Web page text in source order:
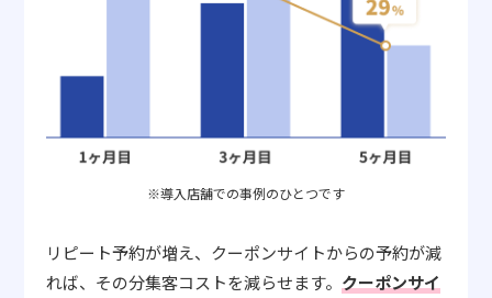
※導入店舗での事例のひとつです
リピート予約が増え、クーポンサイトからの予約が減
れば、その分集客コストを減らせます。 クーポンサイ